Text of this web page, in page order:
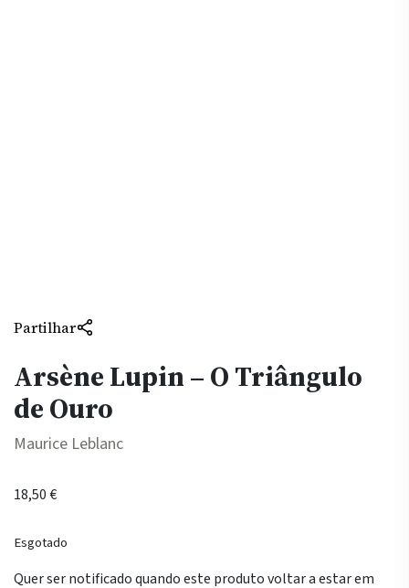
Partilhar
Arsène Lupin – O Triângulo
de Ouro
Maurice Leblanc
18,50€
Esgotado
Quer ser notificado quando este produto voltar a estar em